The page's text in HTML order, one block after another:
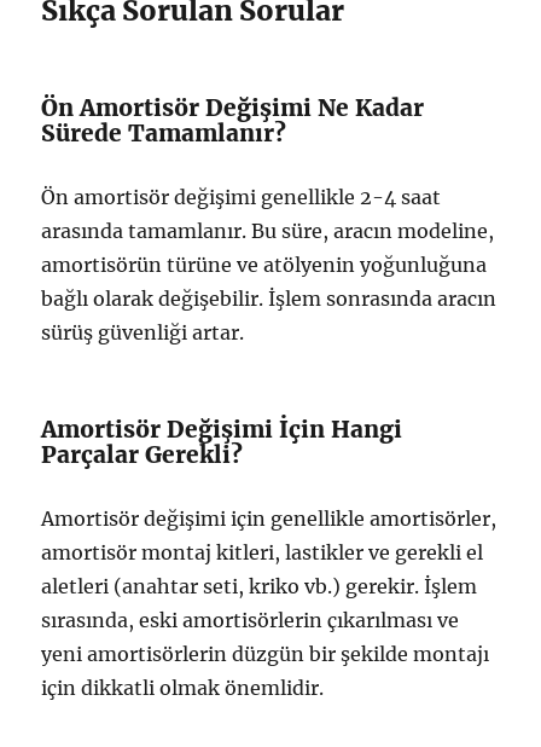
Sıkça Sorulan Sorular
Ön Amortisör Değişimi Ne Kadar
Sürede Tamamlanır?
Ön amortisör değişimi genellikle 2-4 saat
arasında tamamlanır. Bu süre, aracın modeline,
amortisörün türüne ve atölyenin yoğunluğuna
bağlı olarak değişebilir. İşlem sonrasında aracın
sürüş güvenliği artar.
Amortisör Değişimi İçin Hangi
Parçalar Gerekli?
Amortisör değişimi için genellikle amortisörler,
amortisör montaj kitleri, lastikler ve gerekli el
aletleri (anahtar seti, kriko vb.) gerekir. İşlem
sırasında, eski amortisörlerin çıkarılması ve
yeni amortisörlerin düzgün bir şekilde montajı
için dikkatli olmak önemlidir.